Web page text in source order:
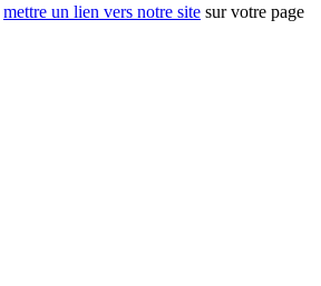
mettre un lien vers notre site sur votre page